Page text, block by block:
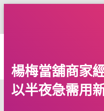
MORE
楊梅當舖商家
以半夜急需用